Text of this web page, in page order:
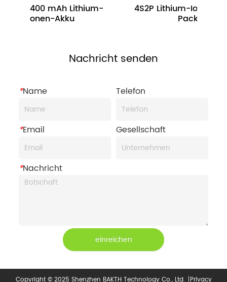
V 8400 mAh Lithium-
Ionen-Akku
4S2P Lithium-Ionen-Akku-
Pack
Nachricht senden
*Name Telefon
*Email Gesellschaft
*Nachricht
einreichen
Copyright © 2025 Shenzhen BAKTH Technology Co., Ltd. Privacy